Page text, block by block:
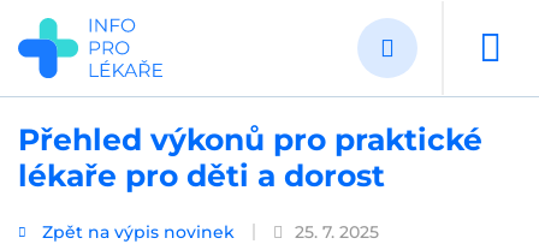
Přejít
hlavnímu
obsahu
Přehled výkonů pro praktické
lékaře pro děti a dorost
Zpět na výpis novinek 25. 7. 2025